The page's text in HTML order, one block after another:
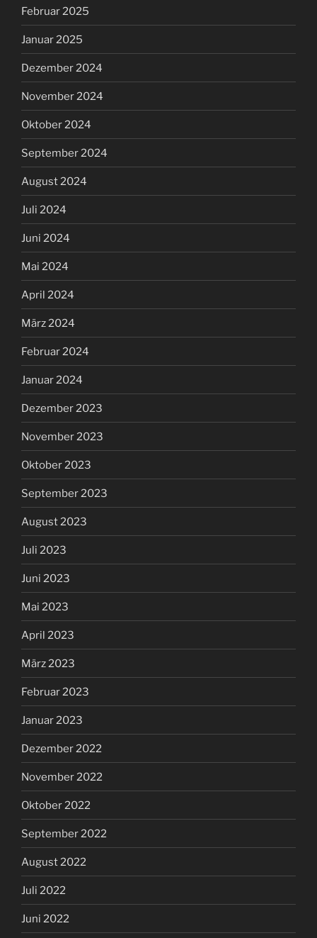
Februar 2025
Januar 2025
Dezember 2024
November 2024
Oktober 2024
September 2024
August 2024
Juli 2024
Juni 2024
Mai 2024
April 2024
März 2024
Februar 2024
Januar 2024
Dezember 2023
November 2023
Oktober 2023
September 2023
August 2023
Juli 2023
Juni 2023
Mai 2023
April 2023
März 2023
Februar 2023
Januar 2023
Dezember 2022
November 2022
Oktober 2022
September 2022
August 2022
Juli 2022
Juni 2022